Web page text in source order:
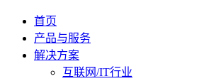
首页
产品与服务
解决方案
互联网/IT行业